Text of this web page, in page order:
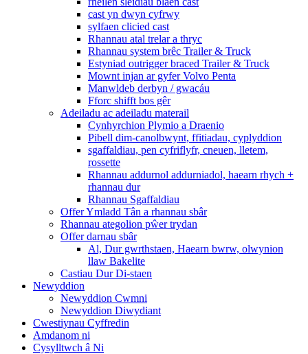
cast yn dwyn cyfrwy
sylfaen clicied cast
Rhannau atal trelar a thryc
Rhannau system brêc Trailer & Truck
Estyniad outrigger braced Trailer & Truck
Mownt injan ar gyfer Volvo Penta
Manwldeb derbyn / gwacáu
Fforc shifft bos gêr
Adeiladu ac adeiladu materail
Cynhyrchion Plymio a Draenio
Pibell dim-canolbwynt, ffitiadau, cyplyddion
sgaffaldiau, pen cyfriflyfr, cneuen, lletem,
rossette
Rhannau addurnol addurniadol, haearn rhych +
rhannau dur
Rhannau Sgaffaldiau
Offer Ymladd Tân a rhannau sbâr
Rhannau ategolion pŵer trydan
Offer darnau sbâr
Al, Dur gwrthstaen, Haearn bwrw, olwynion
llaw Bakelite
Castiau Dur Di-staen
Newyddion
Newyddion Cwmni
Newyddion Diwydiant
Cwestiynau Cyffredin
Amdanom ni
Cysylltwch â Ni